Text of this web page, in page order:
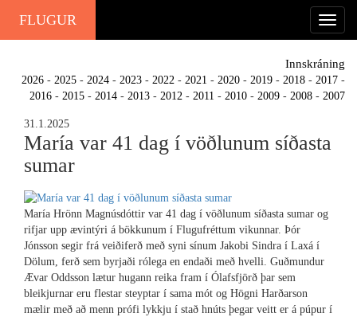
FLUGUR
Innskráning
2026 - 2025 - 2024 - 2023 - 2022 - 2021 - 2020 - 2019 - 2018 - 2017 -
2016 - 2015 - 2014 - 2013 - 2012 - 2011 - 2010 - 2009 - 2008 - 2007
31.1.2025
María var 41 dag í vöðlunum síðasta
sumar
María Hrönn Magnúsdóttir var 41 dag í vöðlunum síðasta sumar og
rifjar upp ævintýri á bökkunum í Flugufréttum vikunnar. Þór
Jónsson segir frá veiðiferð með syni sínum Jakobi Sindra í Laxá í
Dölum, ferð sem byrjaði rólega en endaði með hvelli. Guðmundur
Ævar Oddsson lætur hugann reika fram í Ólafsfjörð þar sem
bleikjurnar eru flestar steyptar í sama mót og Högni Harðarson
mælir með að menn prófi lykkju í stað hnúts þegar veitt er á púpur í